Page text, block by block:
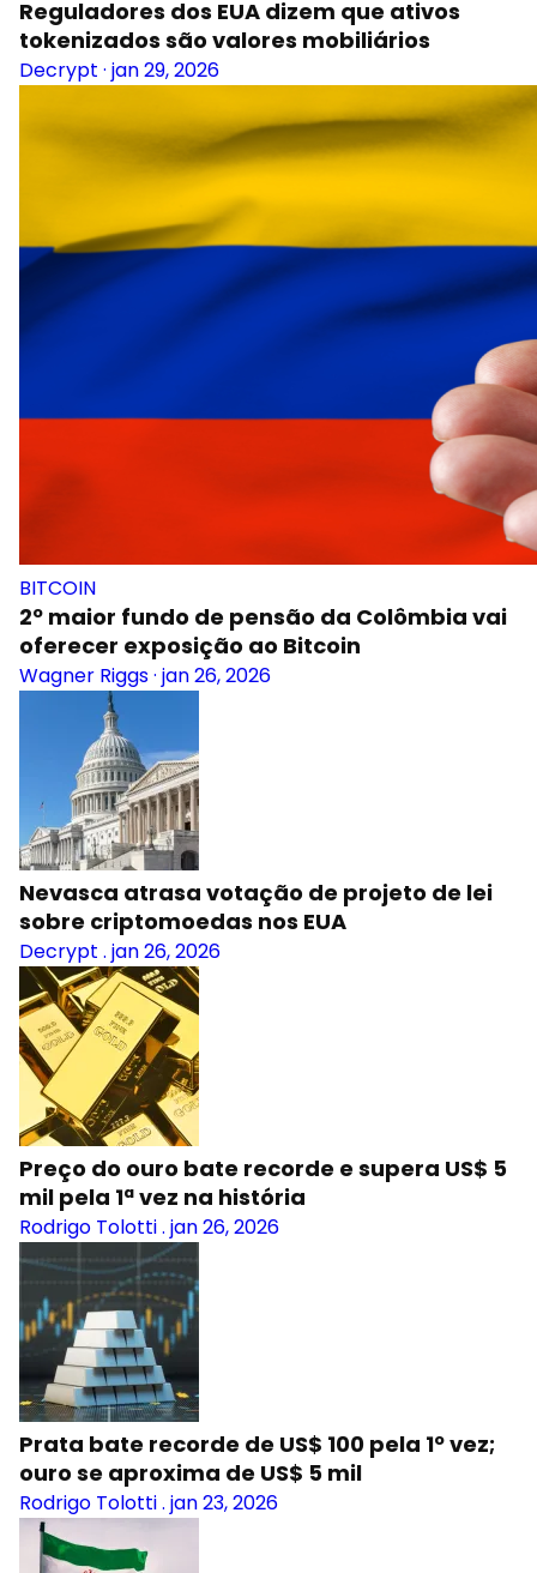
Reguladores dos EUA dizem que ativos
tokenizados são valores mobiliários
Decrypt · jan 29, 2026
BITCOIN
2º maior fundo de pensão da Colômbia vai
oferecer exposição ao Bitcoin
Wagner Riggs· jan 26, 2026
Nevasca atrasa votação de projeto de lei
sobre criptomoedas nos EUA
Decrypt . jan 26, 2026
Preço do ouro bate recorde e supera US$ 5
mil pela 1ª vez na história
Rodrigo Tolotti. jan 26, 2026
Prata bate recorde de US$ 100 pela 1º vez;
ouro se aproxima de US$ 5 mil
Rodrigo Tolotti. jan 23, 2026